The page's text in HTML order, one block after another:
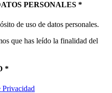
PERSONALES *
de uso de datos personales.
que has leído la finalidad del
*
Privacidad